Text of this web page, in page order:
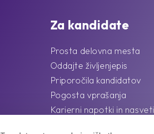
Za kandidate
Prosta delovna mesta
Oddajte življenjepis
Priporočila kandidatov
Pogosta vprašanja
Karierni napotki in nasveti